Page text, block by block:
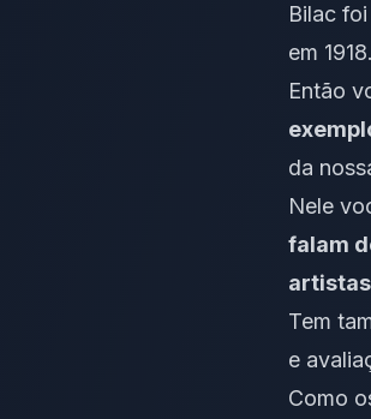
Bilac
em 1918.
Então
da
Nele
falam
Tem
e
Como